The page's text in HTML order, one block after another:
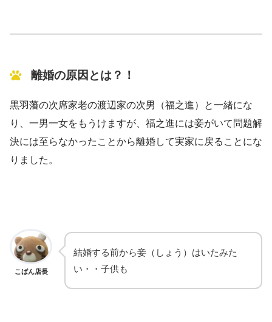
離婚の原因とは？！
黒羽藩の次席家老の渡辺家の次男（福之進）と一緒にな
り、一男一女をもうけますが、福之進には妾がいて問題解
決には至らなかったことから離婚して実家に戻ることにな
りました。
こばん店長
結婚する前から妾（しょう）はいたみた
い・・子供も